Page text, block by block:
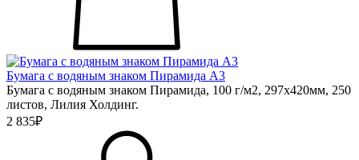
Бумага с водяным знаком Пирамида А3
Бумага с водяным знаком Пирамида, 100 г/м2, 297х420мм, 250
листов, Лилия Холдинг.
2 835₽